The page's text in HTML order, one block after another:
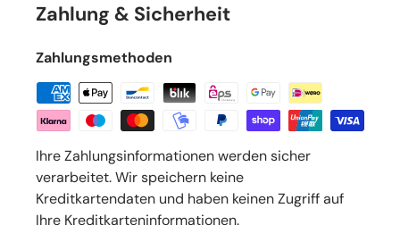
Zahlung & Sicherheit
Zahlungsmethoden
Ihre Zahlungsinformationen werden sicher
verarbeitet. Wir speichern keine
Kreditkartendaten und haben keinen Zugriff auf
Ihre Kreditkarteninformationen.